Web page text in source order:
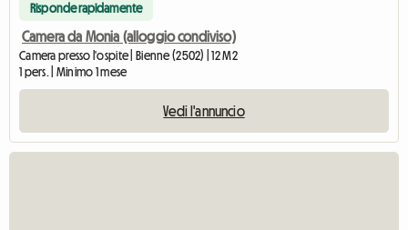
Risponde rapidamente
Camera da Monia (alloggio condiviso)
Camera presso l'ospite | Bienne (2502) | 12 M2
1 pers. | Minimo 1 mese
Vedi l'annuncio